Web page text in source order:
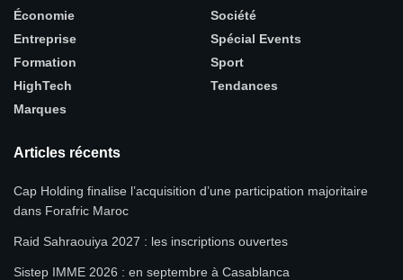
Économie
Entreprise
Formation
HighTech
Marques
Société
Spécial Events
Sport
Tendances
Articles récents
Cap Holding finalise l’acquisition d’une participation majoritaire
dans Forafric Maroc
Raid Sahraouiya 2027 : les inscriptions ouvertes
Sistep IMME 2026 : en septembre à Casablanca